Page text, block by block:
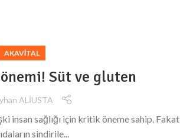
AKAVITAL
Süt ve gluten
ALİUSTA
insan sağlığı için kritik öneme sahip. Fakat
sindirile...